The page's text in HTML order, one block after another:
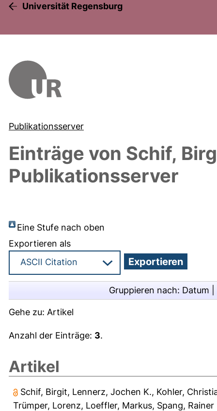
Universität Regensburg
Publikationsserver
Einträge von Schif,
Publikationsserver
Eine Stufe nach oben
Exportieren als
Gruppieren nach: Datum
Gehe zu: Artikel
Anzahl der Einträge: 3.
Artikel
Schif, Birgit, Lennerz, Jochen K., Kohler,
Trümper, Lorenz, Loeffler, Markus, Spang, Rainer